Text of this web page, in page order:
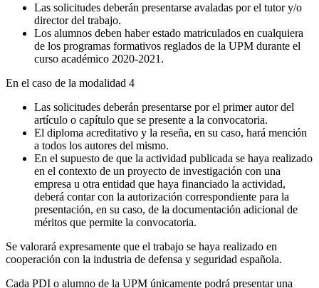
Las solicitudes deberán presentarse avaladas por el tutor y/o
director del trabajo.
Los alumnos deben haber estado matriculados en cualquiera
de los programas formativos reglados de la UPM durante el
curso académico 2020-2021.
En el caso de la modalidad 4
Las solicitudes deberán presentarse por el primer autor del
artículo o capítulo que se presente a la convocatoria.
El diploma acreditativo y la reseña, en su caso, hará mención
a todos los autores del mismo.
En el supuesto de que la actividad publicada se haya realizado
en el contexto de un proyecto de investigación con una
empresa u otra entidad que haya financiado la actividad,
deberá contar con la autorización correspondiente para la
presentación, en su caso, de la documentación adicional de
méritos que permite la convocatoria.
Se valorará expresamente que el trabajo se haya realizado en
cooperación con la industria de defensa y seguridad española.
Cada PDI o alumno de la UPM únicamente podrá presentar una